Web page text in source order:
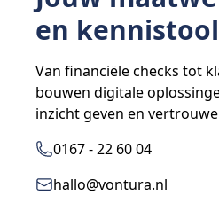
en kennistool
Van financiële checks tot
bouwen digitale
inzicht geven en
0167 - 22 60 04
hallo@vontura.nl